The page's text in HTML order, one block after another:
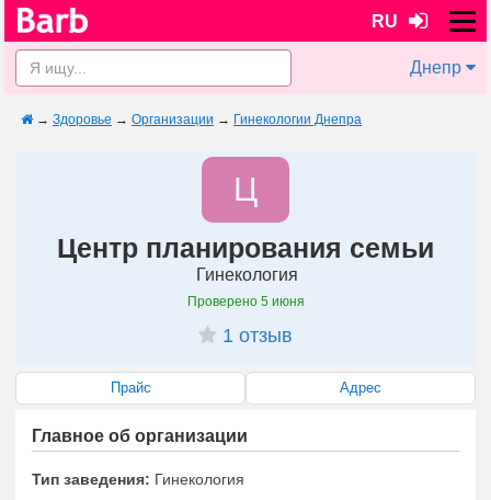
RU
Днепр
→ Здоровье → Организации → Гинекологии Днепра
Ц
Центр планирования семьи
Гинекология
Проверено 5 июня
1 отзыв
Прайс Адрес
Главное об организации
Тип заведения: Гинекология